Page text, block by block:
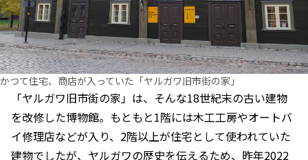
かつて住宅、商店が入っていた「ヤルガワ旧市街の家」
「ヤルガワ旧市街の家」は、そんな18世紀末の古い建物
を改修した博物館。もともと1階には木工工房やオートバ
イ修理店などが入り、2階以上が住宅として使われていた
建物でしたが、ヤルガワの歴史を伝えるため、昨年2022